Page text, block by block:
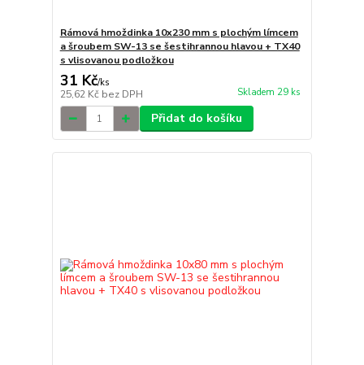
Rámová hmoždinka 10x230 mm s plochým límcem
a šroubem SW-13 se šestihrannou hlavou + TX40
s vlisovanou podložkou
31 Kč/ks
25,62 Kč bez DPH Skladem 29 ks
Přidat do košíku